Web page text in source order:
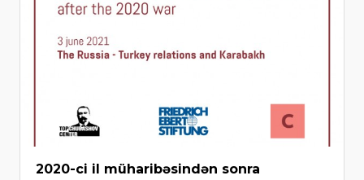
2020-ci il müharibəsindən sonra